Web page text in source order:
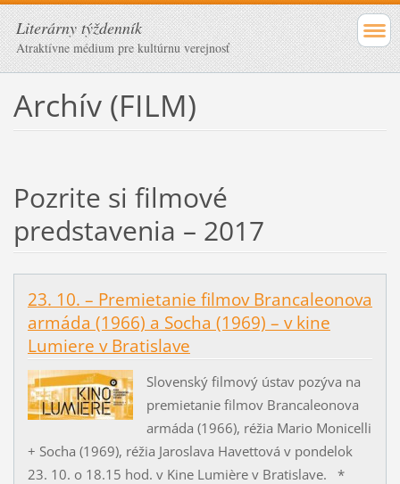
Literárny týždenník
Atraktívne médium pre kultúrnu verejnosť
Archív (FILM)
Pozrite si filmové
predstavenia – 2017
23. 10. – Premietanie filmov Brancaleonova
armáda (1966) a Socha (1969) – v kine
Lumiere v Bratislave
Slovenský filmový ústav pozýva na
premietanie filmov Brancaleonova
armáda (1966), réžia Mario Monicelli
+ Socha (1969), réžia Jaroslava Havettová v pondelok
23. 10. o 18.15 hod. v Kine Lumière v Bratislave. *